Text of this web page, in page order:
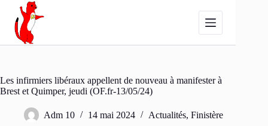
Passer
contenu
Les infirmiers libéraux appellent de nouveau à manifester à
Brest et Quimper, jeudi (OF.fr-13/05/24)
Adm 10 14 mai 2024 Actualités, Finistère